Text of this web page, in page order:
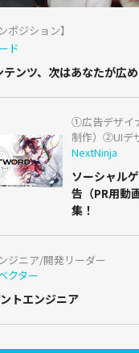
ポジション】
ド
ンツ、次はあなたが広め
①広告デザイ
制作）②UIデ
NextNinja
ソーシャル
告（PR用動
集！
ジニア/開発リーダー
クター
トエンジニア